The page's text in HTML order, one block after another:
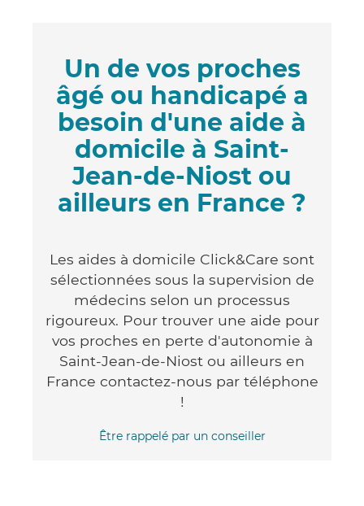
Un de vos proches
âgé ou handicapé a
besoin d'une aide à
domicile à Saint-
Jean-de-Niost ou
ailleurs en France ?
Les aides à domicile Click&Care sont
sélectionnées sous la supervision de
médecins selon un processus
rigoureux. Pour trouver une aide pour
vos proches en perte d'autonomie à
Saint-Jean-de-Niost ou ailleurs en
France contactez-nous par téléphone
!
Être rappelé par un conseiller